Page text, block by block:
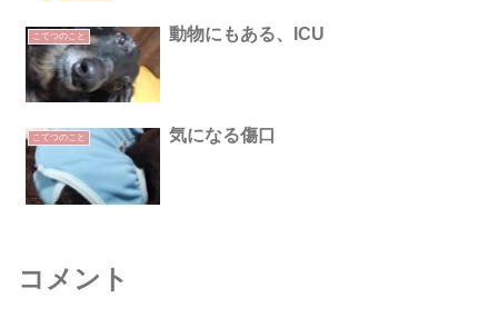
こてつのこと 動物にもある、ICU
こてつのこと 気になる傷口
コメント